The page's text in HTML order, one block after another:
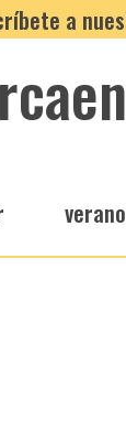
a
verano